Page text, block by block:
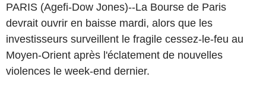
PARIS (Agefi-Dow Jones)--La Bourse de Paris
devrait ouvrir en baisse mardi, alors que les
investisseurs surveillent le fragile cessez-le-feu au
Moyen-Orient après l'éclatement de nouvelles
violences le week-end dernier.